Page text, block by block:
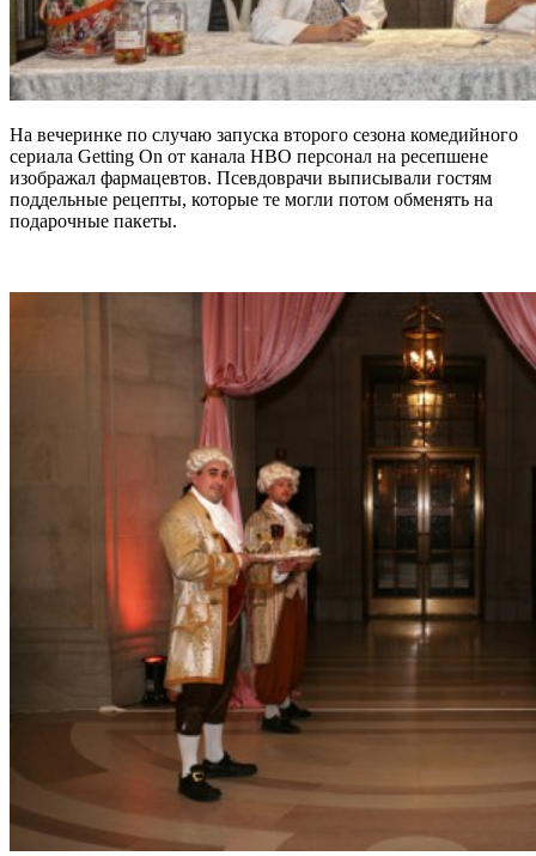
На вечеринке по случаю запуска второго сезона комедийного
сериала Getting On от канала HBO персонал на ресепшене
изображал фармацевтов. Псевдоврачи выписывали гостям
поддельные рецепты, которые те могли потом обменять на
подарочные пакеты.